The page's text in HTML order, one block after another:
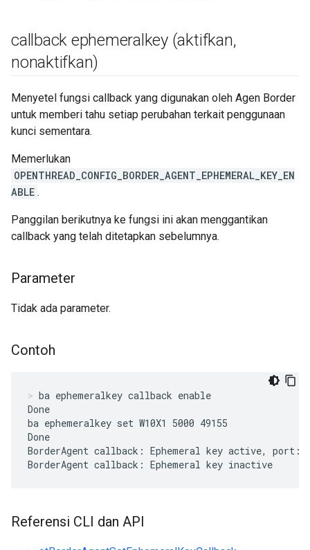
callback ephemeralkey (aktifkan,
nonaktifkan)
Menyetel fungsi callback yang digunakan oleh Agen Border
untuk memberi tahu setiap perubahan terkait penggunaan
kunci sementara.
Memerlukan
OPENTHREAD_CONFIG_BORDER_AGENT_EPHEMERAL_KEY_EN
ABLE .
Panggilan berikutnya ke fungsi ini akan menggantikan
callback yang telah ditetapkan sebelumnya.
Parameter
Tidak ada parameter.
Contoh
ba ephemeralkey callback enable
Done
ba ephemeralkey set W10X1 5000 49155
Done
BorderAgent callback: Ephemeral key active,
BorderAgent callback: Ephemeral key inactive
Referensi CLI dan API